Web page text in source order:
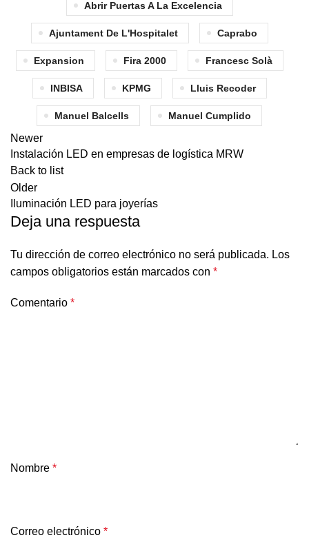
Abrir Puertas A La Excelencia
Ajuntament De L'Hospitalet Caprabo
Expansion Fira 2000 Francesc Solà
INBISA KPMG Lluis Recoder
Manuel Balcells Manuel Cumplido
Newer
Instalación LED en empresas de logística MRW
Back to list
Older
Iluminación LED para joyerías
Deja una respuesta
Tu dirección de correo electrónico no será publicada. Los
campos obligatorios están marcados con *
Comentario *
Nombre *
Correo electrónico *